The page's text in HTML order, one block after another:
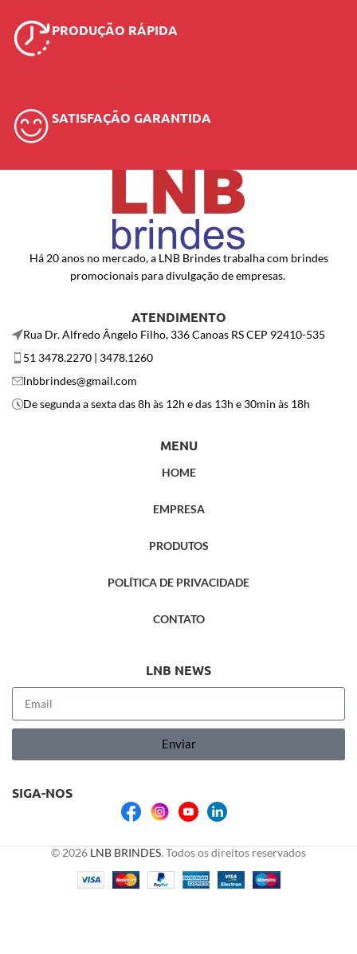
PRODUÇÃO RÁPIDA
SATISFAÇÃO GARANTIDA
Há 20 anos no mercado, a LNB Brindes trabalha com brindes
promocionais para divulgação de empresas.
ATENDIMENTO
Rua Dr. Alfredo Ângelo Filho, 336 Canoas RS CEP 92410-535
51 3478.2270 | 3478.1260
lnbbrindes@gmail.com
De segunda a sexta das 8h às 12h e das 13h e 30min às 18h
MENU
HOME
EMPRESA
PRODUTOS
POLÍTICA DE PRIVACIDADE
CONTATO
LNB NEWS
Enviar
SIGA-NOS
© 2026 LNB BRINDES. Todos os direitos reservados